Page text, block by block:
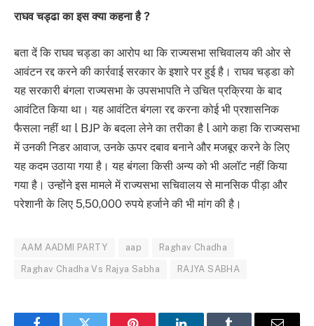
राघव चड्ढा का इस क्‍या कहना है ?
बता दें कि राघव चड्डा का आरोप था कि राज्यसभा सचिवालय की ओर से
आवंटन रद्द करने की कार्रवाई सरकार के इशारे पर हुई है। राघव चड्डा को
यह सरकारी बंगला राज्यसभा के उपसभापति ने उचित प्रक्रिया के बाद
आवंटित किया था। यह आवंटित बंगला रद्द करना कोई भी प्रशासनिक
फैसला नहीं था l BJP के बदला लेने का तरीका है l आगे कहा कि राज्यसभा
में उनकी निडर आवाज, उनके ऊपर दबाव बनाने और मजबूर करने के लिए
यह कदम उठाया गया है। यह बंगला किसी अन्य को भी अलॉट नहीं किया
गया है। उन्होंने इस मामले में राज्यसभा सचिवालय से मानसिक पीड़ा और
परेशानी के लिए 5,50,000 रुपये हर्जाने की भी मांग की है।
AAM AADMI PARTY aap Raghav Chadha
Raghav Chadha Vs Rajya Sabha RAJYA SABHA